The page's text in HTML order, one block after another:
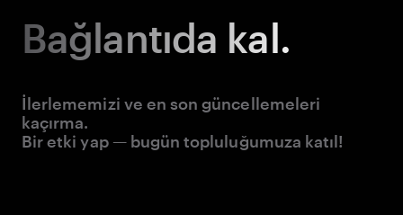
Bağlantıda kal.
İlerlememizi ve en son güncellemeleri
kaçırma.
Bir etki yap — bugün topluluğumuza katıl!